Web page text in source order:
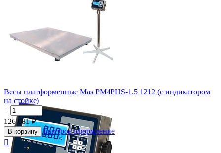
Весы платформенные Mas PM4PHS-1.5 1212 (с индикатором
на стойке)
+
−
126 681 ₽
В корзину
Быстрое оформление
